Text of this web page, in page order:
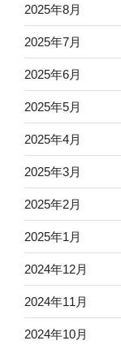
2025年8月
2025年7月
2025年6月
2025年5月
2025年4月
2025年3月
2025年2月
2025年1月
2024年12月
2024年11月
2024年10月